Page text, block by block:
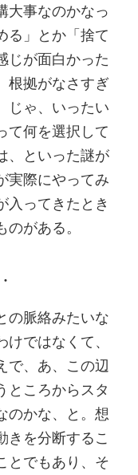
大事なのかなっ
る」とか「捨て
じが面白かった
根拠がなさすぎ
じゃ、いったい
て何を選択して
、といった謎が
実際にやってみ
入ってきたとき
がある。
の脈絡みたいな
ではなくて、
で、あ、この辺
ところからスタ
のかな、と。想
きを分断するこ
とでもあり、そ